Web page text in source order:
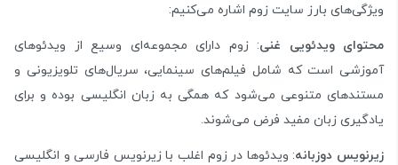
ویژگی‌های بارز سایت زوم اشاره می‌کنیم:
محتوای ویدئویی غنی: زوم دارای مجموعه‌ای وسیع از ویدئوهای
آموزشی است که شامل فیلم‌های سینمایی، سریال‌های تلویزیونی و
مستندهای متنوعی می‌شود که همگی به زبان انگلیسی بوده و برای
یادگیری زبان مفید فرض می‌شوند.
زیرنویس دوزبانه: ویدئوها در زوم اغلب با زیرنویس فارسی و انگلیسی